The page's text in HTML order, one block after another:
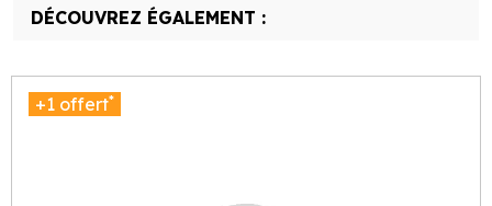
DÉCOUVREZ ÉGALEMENT :
+1 offert*